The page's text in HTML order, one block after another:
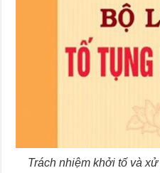
Trách nhiệm khởi tố và